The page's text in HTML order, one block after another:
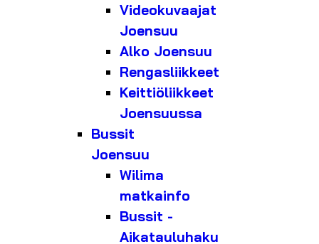
Videokuvaajat
Joensuu
Alko Joensuu
Rengasliikkeet
Keittiöliikkeet
Joensuussa
Bussit
Joensuu
Wilima
matkainfo
Bussit -
Aikatauluhaku